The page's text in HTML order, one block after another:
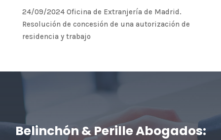
24/09/2024 Oficina de Extranjería de Madrid.
Resolución de concesión de una autorización de
residencia y trabajo
Belinchón & Perille Abogados: